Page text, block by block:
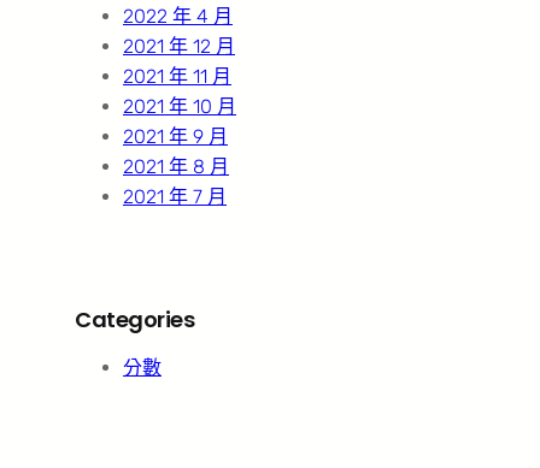
2022 年 4 月
2021 年 12 月
2021 年 11 月
2021 年 10 月
2021 年 9 月
2021 年 8 月
2021 年 7 月
Categories
分數